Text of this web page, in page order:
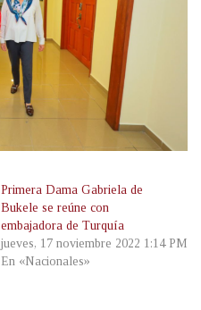
Primera Dama Gabriela de
Bukele se reúne con
embajadora de Turquía
jueves, 17 noviembre 2022 1:14 PM
En «Nacionales»